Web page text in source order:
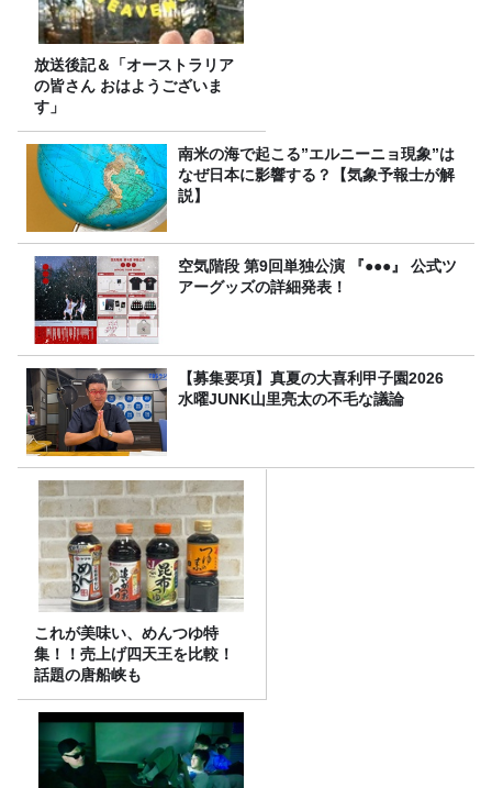
放送後記＆「オーストラリア
の皆さん おはようございま
す」
南米の海で起こる”エルニーニョ現象”は
なぜ日本に影響する？【気象予報士が解
説】
空気階段 第9回単独公演 『●●●』 公式ツ
アーグッズの詳細発表！
【募集要項】真夏の大喜利甲子園2026
水曜JUNK山里亮太の不毛な議論
これが美味い、めんつゆ特
集！！売上げ四天王を比較！
話題の唐船峡も